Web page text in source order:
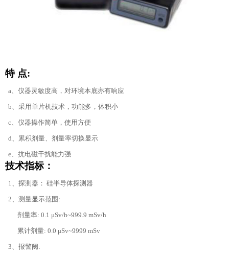
特 点:
a、仪器灵敏度高，对环境本底亦有响应
b、采用单片机技术，功能多，体积小
c、仪器操作简单，使用方便
d、累积剂量、剂量率切换显示
e、抗电磁干扰能力强
技术指标：
1、探测器： 硅半导体探测器
2、测量显示范围:
剂量率: 0.1 μSv/h~999.9 mSv/h
累计剂量: 0.0 μSv~9999 mSv
3、报警阈: